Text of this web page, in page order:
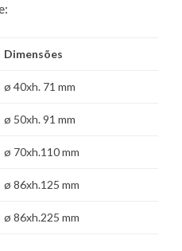
Dimensões
ø 40xh. 71 mm
ø 50xh. 91 mm
ø 70xh.110 mm
ø 86xh.125 mm
ø 86xh.225 mm